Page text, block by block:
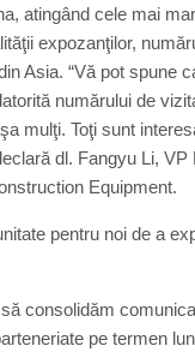
atingând cele mai
expozanţilor,
Asia. “Vă pot spune
numărului de
mulţi. Toţi sunt
dl. Fangyu Li, VP
Equipment.
pentru noi de a
consolidăm
pe termen